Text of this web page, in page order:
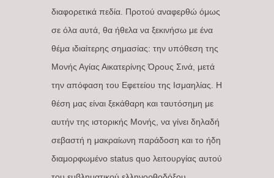
διαφορετικά πεδία. Προτού αναφερθώ όμως
σε όλα αυτά, θα ήθελα να ξεκινήσω με ένα
θέμα ιδιαίτερης σημασίας: την υπόθεση της
Μονής Αγίας Αικατερίνης Όρους Σινά, μετά
την απόφαση του Εφετείου της Ισμαηλίας. Η
θέση μας είναι ξεκάθαρη και ταυτόσημη με
αυτήν της ιστορικής Μονής, να γίνει δηλαδή
σεβαστή η μακραίωνη παράδοση και το ήδη
διαμορφωμένο status quo λειτουργίας αυτού